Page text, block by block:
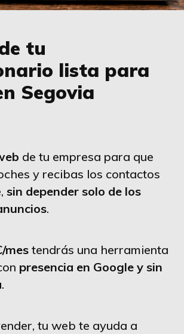
tu
lista para
Segovia
de tu empresa para que
y recibas los contactos
sin depender solo de los
.
mes tendrás una herramienta
presencia en Google y sin
.
tu web te ayuda a